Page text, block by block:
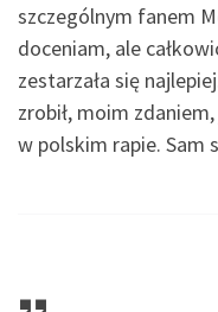
szczególnym fanem
doceniam, ale
zestarzała się
zrobił, moim
w polskim rapie. Sam